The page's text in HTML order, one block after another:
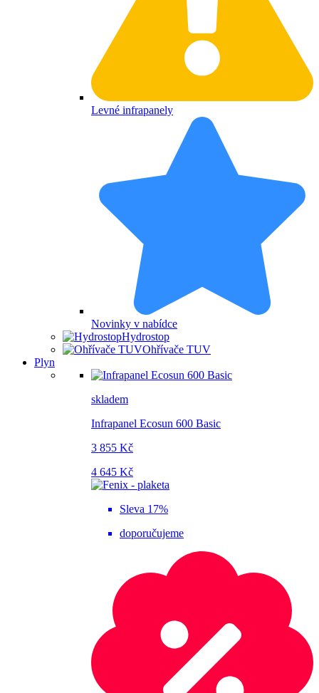
Levné infrapanely
Novinky v nabídce
Hydrostop
Ohřívače TUV
Plyn
skladem
Infrapanel Ecosun 600 Basic
3 855 Kč
4 645 Kč
Sleva 17%
doporučujeme